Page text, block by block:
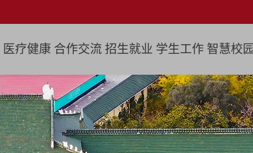
医疗健康 合作交流 招生就业 学生工作 智慧校园